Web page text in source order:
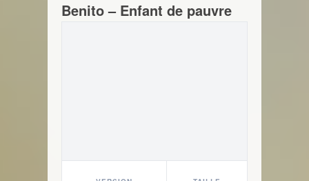
Benito – Enfant de pauvre